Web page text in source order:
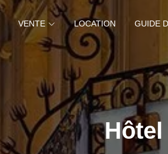
VENTE LOCATION GUIDE